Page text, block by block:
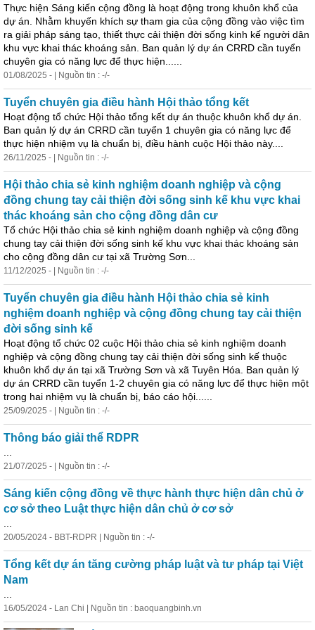
Thực hiện Sáng kiến cộng đồng là hoạt động trong khuôn khổ của
dự án. Nhằm khuyến khích sự tham gia của cộng đồng vào việc tìm
ra giải pháp sáng tạo, thiết thực cải thiện đời sống kinh kế người dân
khu vực khai thác khoáng sản. Ban quản lý dự án CRRD cần tuyển
chuyên gia có năng lực để thực hiện......
01/08/2025 - | Nguồn tin : -/-
Tuyển chuyên gia điều hành Hội thảo tổng kết
Hoạt động tổ chức Hội thảo tổng kết dự án thuộc khuôn khổ dự án.
Ban quản lý dự án CRRD cần tuyển 1 chuyên gia có năng lực để
thực hiện nhiệm vụ là chuẩn bị, điều hành cuộc Hội thảo này....
26/11/2025 - | Nguồn tin : -/-
Hội thảo chia sẻ kinh nghiệm doanh nghiệp và cộng
đồng chung tay cải thiện đời sống sinh kế khu vực khai
thác khoáng sản cho cộng đồng dân cư
Tổ chức Hội thảo chia sẻ kinh nghiệm doanh nghiệp và cộng đồng
chung tay cải thiện đời sống sinh kế khu vực khai thác khoáng sản
cho cộng đồng dân cư tại xã Trường Sơn...
11/12/2025 - | Nguồn tin : -/-
Tuyển chuyên gia điều hành Hội thảo chia sẻ kinh
nghiệm doanh nghiệp và cộng đồng chung tay cải thiện
đời sống sinh kế
Hoạt động tổ chức 02 cuộc Hội thảo chia sẻ kinh nghiệm doanh
nghiệp và cộng đồng chung tay cải thiện đời sống sinh kế thuộc
khuôn khổ dự án tại xã Trường Sơn và xã Tuyên Hóa. Ban quản lý
dự án CRRD cần tuyển 1-2 chuyên gia có năng lực để thực hiện một
trong hai nhiệm vụ là chuẩn bị, báo cáo hội......
25/09/2025 - | Nguồn tin : -/-
Thông báo giải thể RDPR
21/07/2025 - | Nguồn tin : -/-
Sáng kiến cộng đồng về thực hành thực hiện dân chủ ở
cơ sở theo Luật thực hiện dân chủ ở cơ sở
20/05/2024 - BBT-RDPR | Nguồn tin : -/-
Tổng kết dự án tăng cường pháp luật và tư pháp tại Việt
Nam
16/05/2024 - Lan Chi | Nguồn tin : baoquangbinh.vn